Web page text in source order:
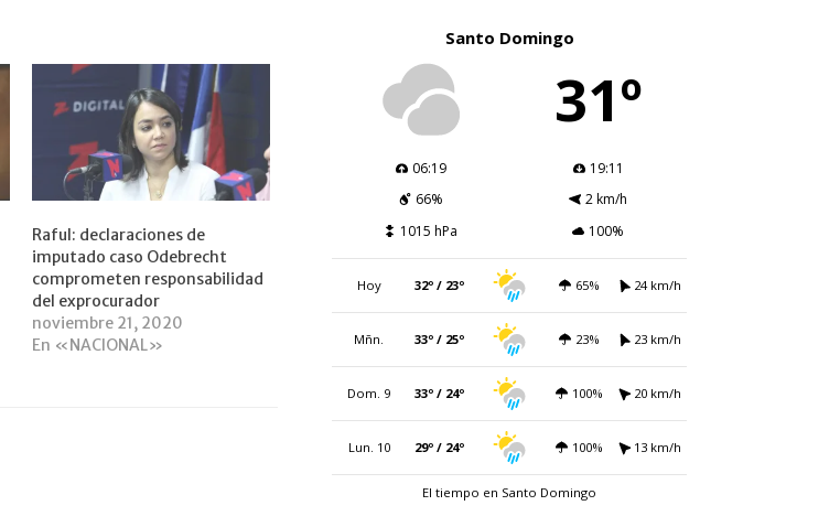
Raful: declaraciones de
imputado caso Odebrecht
comprometen responsabilidad
del exprocurador
noviembre 21, 2020
En «NACIONAL»
Santo Domingo
31º
06:19
19:11
66%
2 km/h
1015 hPa
100%
Hoy 32º / 23º 65% 24 km/h
Mñn. 33º / 25º 23% 23 km/h
Dom. 9 33º / 24º 100% 20 km/h
Lun. 10 29º / 24º 100% 13 km/h
El tiempo en Santo Domingo